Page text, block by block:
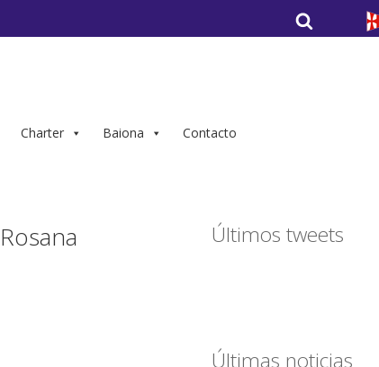
por:
Charter Baiona Contacto
Últimos tweets
Últimas noticias